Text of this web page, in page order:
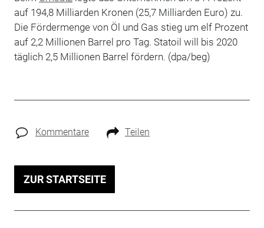
auf 194,8 Milliarden Kronen (25,7 Milliarden Euro) zu.
Die Fördermenge von Öl und Gas stieg um elf Prozent
auf 2,2 Millionen Barrel pro Tag. Statoil will bis 2020
täglich 2,5 Millionen Barrel fördern. (dpa/beg)
Kommentare Teilen
ZUR STARTSEITE